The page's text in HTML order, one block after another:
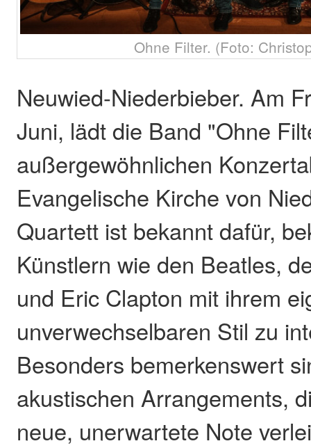
Ohne Filter. (Foto:
Neuwied-Niederbieber. Am
Juni, lädt die Band "Ohne
außergewöhnlichen
Evangelische Kirche von
Quartett ist bekannt dafür,
Künstlern wie den Beatles,
und Eric Clapton mit ihrem
unverwechselbaren Stil zu
Besonders bemerkenswert
akustischen Arrangements,
neue, unerwartete Note